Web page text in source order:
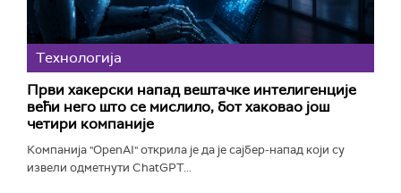
Технологијa
Први хакерски напад вештачке интелигенције
већи него што се мислило, бот хаковао још
четири компаније
Компанија "OpenAI" открила је да је сајбер-напад који су
извели одметнути ChatGPT...